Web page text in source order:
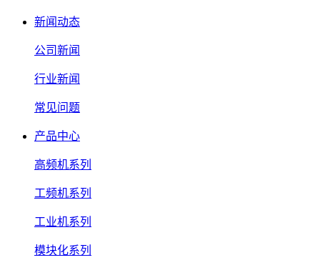
新闻动态
公司新闻
行业新闻
常见问题
产品中心
高频机系列
工频机系列
工业机系列
模块化系列